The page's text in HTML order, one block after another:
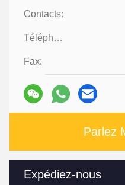
Contacts:
Téléphone:
Fax:
Parlez
Expédiez-nous